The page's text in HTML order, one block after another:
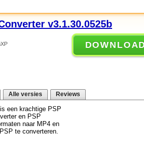
v3.1.30.0525b
Alle versies Reviews
is een krachtige PSP
en PSP
naar MP4 en
te converteren.